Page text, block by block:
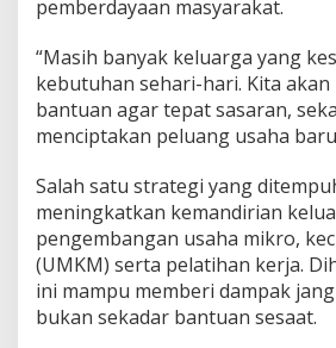
pemberdayaan masyarakat.
“Masih banyak keluarga yang
kebutuhan sehari-hari. Kita
bantuan agar tepat sasaran,
menciptakan peluang usaha
Salah satu strategi yang
meningkatkan kemandirian
pengembangan usaha mikro,
(UMKM) serta pelatihan kerja.
ini mampu memberi dampak
bukan sekadar bantuan sesaat.